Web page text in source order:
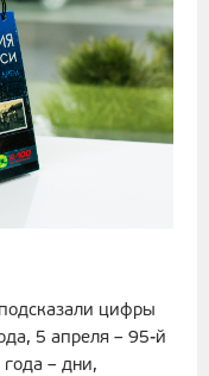
цифры
5 апреля – 95-й
– дни,